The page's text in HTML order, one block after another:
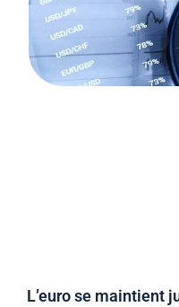
L’euro se maintient